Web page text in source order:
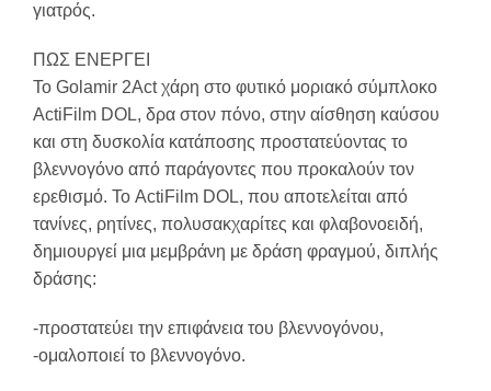
γιατρός.
ΠΩΣ ΕΝΕΡΓΕΙ
Το Golamir 2Act χάρη στο φυτικό μοριακό σύμπλοκο
ActiFilm DOL, δρα στον πόνο, στην αίσθηση καύσου
και στη δυσκολία κατάποσης προστατεύοντας το
βλεννογόνο από παράγοντες που προκαλούν τον
ερεθισμό. Το ActiFilm DOL, που αποτελείται από
τανίνες, ρητίνες, πολυσακχαρίτες και φλαβονοειδή,
δημιουργεί μια μεμβράνη με δράση φραγμού, διπλής
δράσης:
-προστατεύει την επιφάνεια του βλεννογόνου,
-ομαλοποιεί το βλεννογόνο.